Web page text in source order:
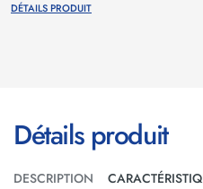
DÉTAILS PRODUIT
Détails produit
DESCRIPTION